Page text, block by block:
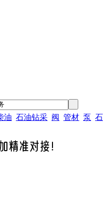
油 石油钻采 阀 管材 泵